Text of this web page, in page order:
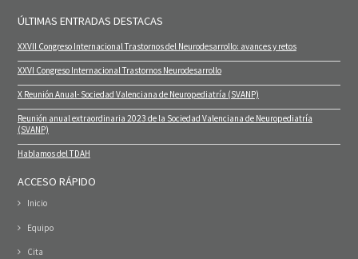
ÚLTIMAS ENTRADAS DESTACAS
XXVII Congreso Internacional Trastornos del Neurodesarrollo: avances y retos
XXVI Congreso Internacional Trastornos Neurodesarrollo
X Reunión Anual- Sociedad Valenciana de Neuropediatría (SVANP)
Reunión anual extraordinaria 2023 de la Sociedad Valenciana de Neuropediatría
(SVANP)
Hablamos del TDAH
ACCESO RÁPIDO
Inicio
Equipo
Cita